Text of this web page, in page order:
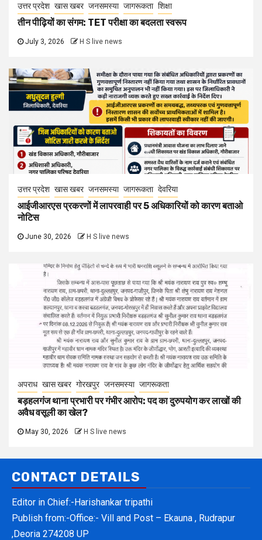
उत्तर प्रदेश खास खबर जनसमस्या जागरूकता शिक्षा
तीन पीढ़ियों का संगम: TET परीक्षा का बदलता स्वरूप
July 3, 2026 H S live news
उत्तर प्रदेश खास खबर जनसमस्या जागरूकता देवरिया
आईजीआरएस प्रकरणों में लापरवाही पर 5 अधिकारियों को कारण बताओ
नोटिस
June 30, 2026 H S live news
अपराध खास खबर गोरखपुर जनसमस्या जागरूकता
बड़हलगंज थाना प्रभारी पर गंभीर आरोप: पद का दुरुपयोग कर लाखों की
अवैध वसूली का खेल?
May 30, 2026 H S live news
CONTACT DETAILS
Editor in Chief:-Harishankar tripathi
Publish from:-Office:- Vill and Post – Ekauna , Rudrapur
,Deoria 274208 UP